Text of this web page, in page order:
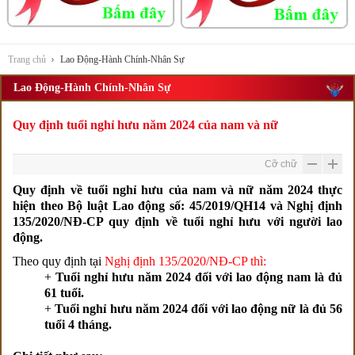
Trang chủ Lao Động-Hành Chính-Nhân Sự
Lao Động-Hành Chính-Nhân Sự
Quy định tuổi nghỉ hưu năm 2024 của nam và nữ
Cỡ chữ
Quy định về tuổi nghỉ hưu của nam và nữ năm 2024 thực
hiện theo Bộ luật Lao động số: 45/2019/QH14 và Nghị định
135/2020/NĐ-CP quy định về tuổi nghỉ hưu với người lao
động.
Theo quy định tại Nghị định 135/2020/NĐ-CP thì:
+ Tuổi nghỉ hưu năm 2024 đối với lao động nam là đủ
61 tuổi.
+Tuổi nghỉ hưu năm 2024 đối với lao độngnữ là đủ 56
tuổi 4 tháng.